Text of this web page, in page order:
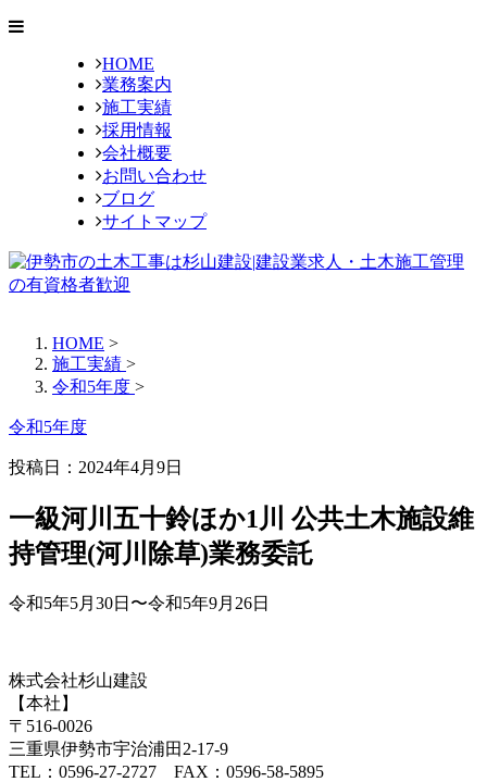
HOME
業務案内
施工実績
採用情報
会社概要
お問い合わせ
ブログ
サイトマップ
HOME >
施工実績 >
令和5年度 >
令和5年度
投稿日：2024年4月9日
一級河川五十鈴ほか1川 公共土木施設維
持管理(河川除草)業務委託
令和5年5月30日〜令和5年9月26日
株式会社杉山建設
【本社】
〒516-0026
三重県伊勢市宇治浦田2-17-9
TEL：0596-27-2727 FAX：0596-58-5895